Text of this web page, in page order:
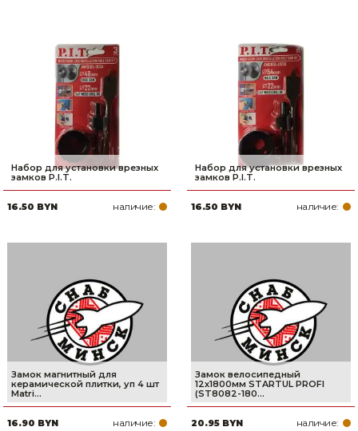
Набор для установки врезных
замков P.I.T.
16.50 BYN наличие:
Набор для установки врезных
замков P.I.T.
16.50 BYN наличие:
Замок магнитный для
керамической плитки, уп 4 шт
Matri...
16.90 BYN наличие:
Замок велосипедный
12х1800мм STARTUL PROFI
(ST8082-180...
20.95 BYN наличие: